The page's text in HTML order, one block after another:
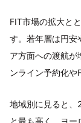
FIT市場の拡大と
す。若年層は円安
ア方面への渡航が
ンライン予約化や
地域別に見ると、
と最も高く、ヨ